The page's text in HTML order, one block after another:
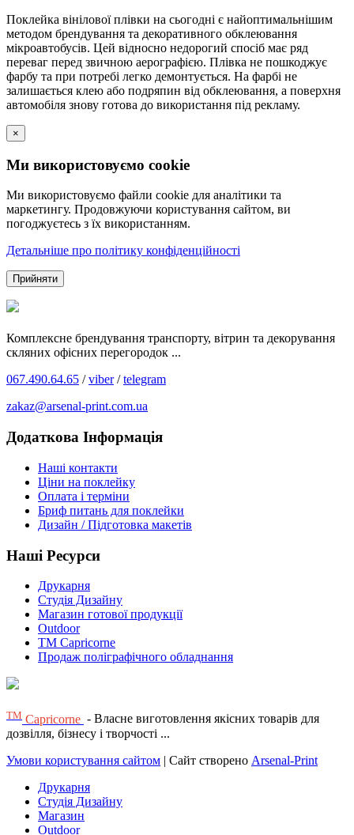
Поклейка вінілової плівки на сьогодні є найоптимальнішим
методом брендування та декоративного обклеювання
мікроавтобусів. Цей відносно недорогий спосіб має ряд
переваг перед звичною аерографією. Плівка не пошкоджує
фарбу та при потребі легко демонтується. На фарбі не
залишається клею або подряпин від обклеювання, а поверхня
автомобіля знову готова до використання під рекламу.
×
Ми використовуємо cookie
Ми використовуємо файли cookie для аналітики та
маркетингу. Продовжуючи користування сайтом, ви
погоджуєтесь з їх використанням.
Детальніше про політику конфіденційності
Прийняти
Комплексне брендування транспорту, вітрин та декорування
скляних офісних перегородок ...
067.490.64.65 /viber/telegram
zakaz@arsenal-print.com.ua
Додаткова Інформація
Наші контакти
Ціни на поклейку
Оплата і терміни
Бриф питань для поклейки
Дизайн / Підготовка макетів
Наші Ресурси
Друкарня
Студія Дизайну
Магазин готової продукції
Outdoor
TM Capricorne
Продаж поліграфічного обладнання
ТМ Capricorne - Власне виготовлення якісних товарів для
дозвілля, бізнесу і творчості ...
Умови користування сайтом | Сайт створено Arsenal-Print
Друкарня
Студія Дизайну
Магазин
Outdoor